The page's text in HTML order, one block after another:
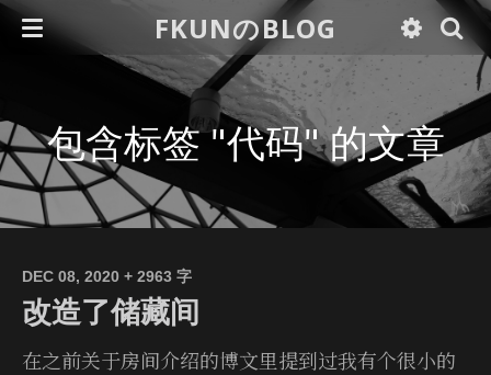
FKUNのBLOG
包含标签 "代码" 的文章
DEC 08, 2020 + 2963 字
改造了储藏间
在之前关于房间介绍的博文里提到过我有个很小的